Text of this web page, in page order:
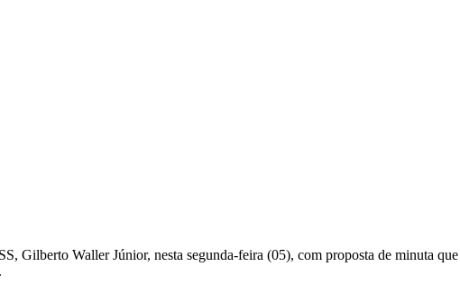
Gilberto Waller Júnior, nesta segunda-feira (05), com proposta de minuta